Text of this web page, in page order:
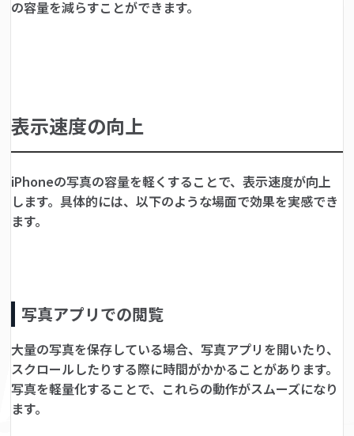
の容量を減らすことができます。
表示速度の向上
iPhoneの写真の容量を軽くすることで、表示速度が向上
します。具体的には、以下のような場面で効果を実感でき
ます。
写真アプリでの閲覧
大量の写真を保存している場合、写真アプリを開いたり、
スクロールしたりする際に時間がかかることがあります。
写真を軽量化することで、これらの動作がスムーズになり
ます。